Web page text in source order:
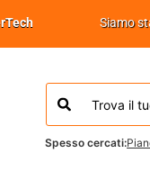
Siamo
Spesso cercati: